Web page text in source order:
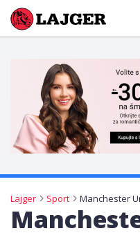
Lajger
Lajger Sport Manchester